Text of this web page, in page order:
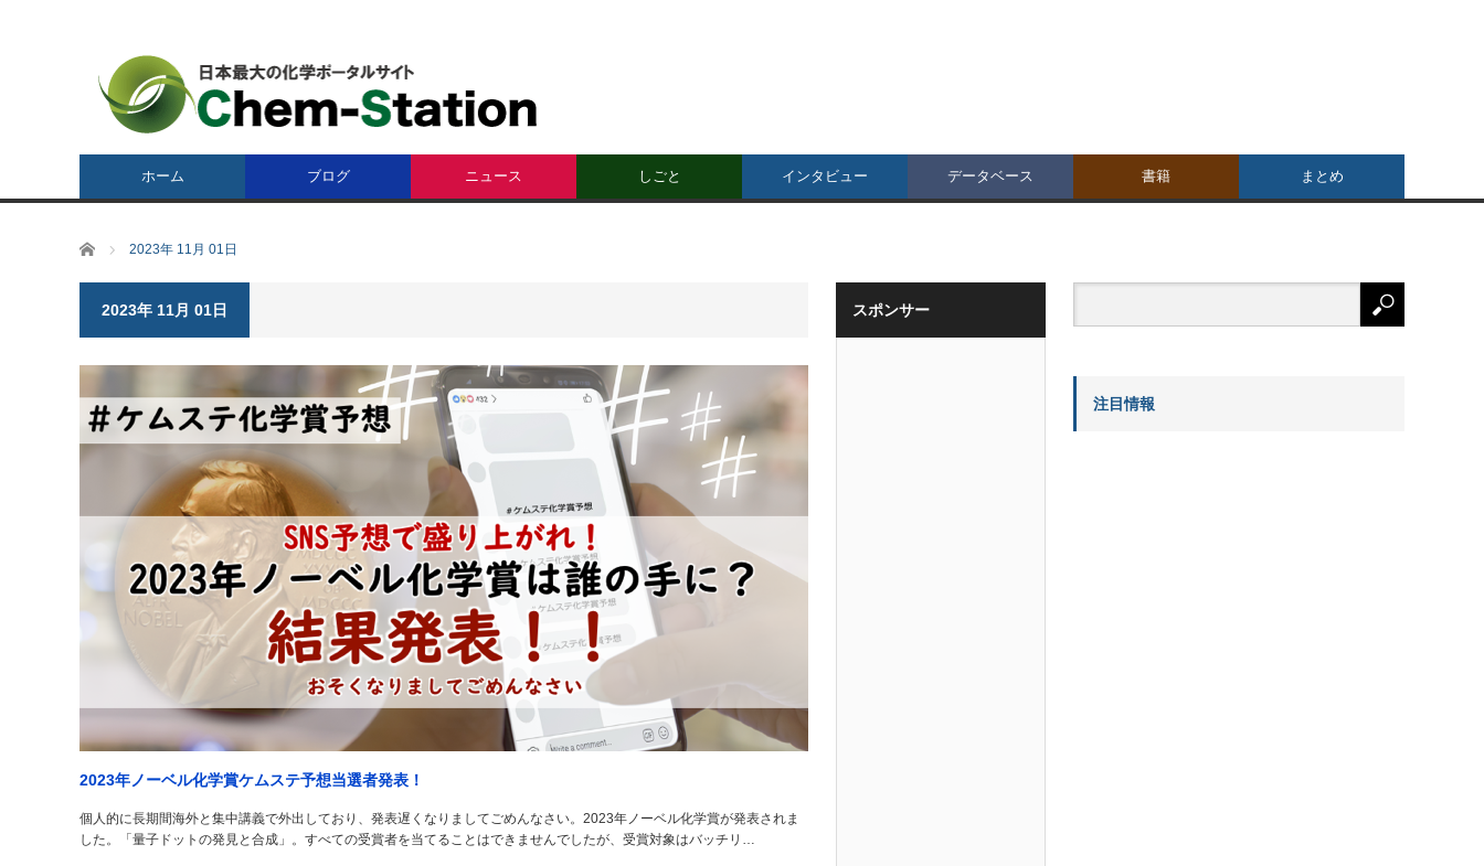
ホーム ブログ ニュース しごと インタビュー データベース 書籍 まとめ
ホーム 2023年 11月 01日
2023年 11月 01日
2023年ノーベル化学賞ケムステ予想当選者発表！
個人的に長期間海外と集中講義で外出しており、発表遅くなりましてごめんなさい。2023年ノーベル化学賞が発表されま
した。「量子ドットの発見と合成」。すべての受賞者を当てることはできませんでしたが、受賞対象はバッチリ…
スポンサー
注目情報